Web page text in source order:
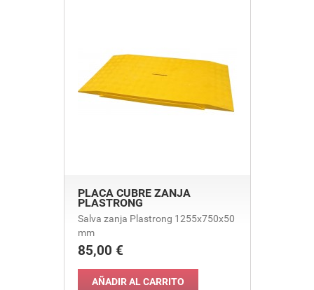
PLACA CUBRE ZANJA
PLASTRONG
Salva zanja Plastrong 1255x750x50
mm
Precio
85,00 €
AÑADIR AL CARRITO